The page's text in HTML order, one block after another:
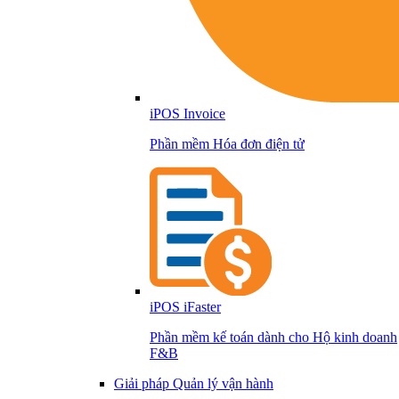
iPOS Invoice
Phần mềm Hóa đơn điện tử
iPOS iFaster
Phần mềm kế toán dành cho Hộ kinh doanh
F&B
Giải pháp Quản lý vận hành